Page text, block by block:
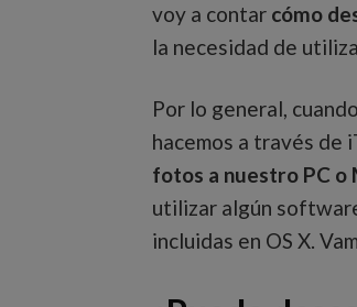
voy a contar cómo
la necesidad de
Por lo general,
hacemos a través de
fotos a nuestro PC o
utilizar algún
incluidas en OS X.